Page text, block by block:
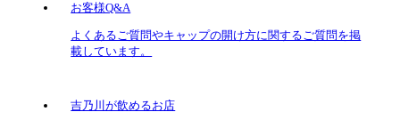
お客様Q&A
よくあるご質問やキャップの開け方に関するご質問を掲
載しています。
吉乃川が飲めるお店